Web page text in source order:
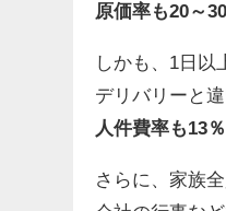
原価率も20～
しかも、1日以
デリバリーと
人件費率も13
さらに、家族